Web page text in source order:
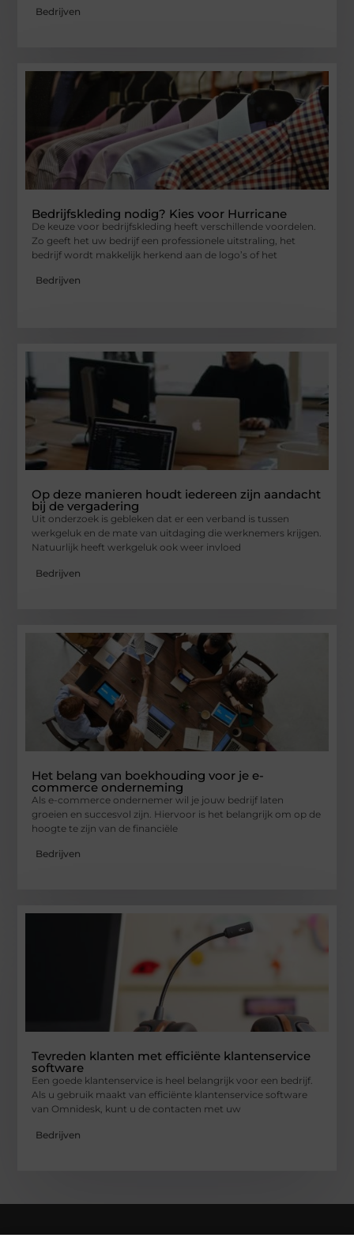
Bedrijven
Bedrijfskleding nodig? Kies voor Hurricane
De keuze voor bedrijfskleding heeft verschillende voordelen.
Zo geeft het uw bedrijf een professionele uitstraling, het
bedrijf wordt makkelijk herkend aan de logo’s of het
Bedrijven
Op deze manieren houdt iedereen zijn aandacht
bij de vergadering
Uit onderzoek is gebleken dat er een verband is tussen
werkgeluk en de mate van uitdaging die werknemers krijgen.
Natuurlijk heeft werkgeluk ook weer invloed
Bedrijven
Het belang van boekhouding voor je e-
commerce onderneming
Als e-commerce ondernemer wil je jouw bedrijf laten
groeien en succesvol zijn. Hiervoor is het belangrijk om op de
hoogte te zijn van de financiële
Bedrijven
Tevreden klanten met efficiënte klantenservice
software
Een goede klantenservice is heel belangrijk voor een bedrijf.
Als u gebruik maakt van efficiënte klantenservice software
van Omnidesk, kunt u de contacten met uw
Bedrijven